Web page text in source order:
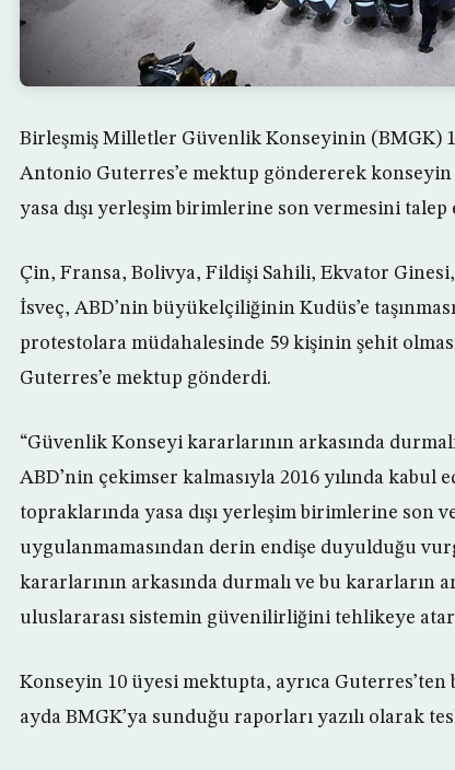
Birleşmiş Milletler Güvenlik Konseyinin (BMGK)
Antonio Guterres’e mektup göndererek
yasa dışı yerleşim birimlerine son vermesini talep
Çin, Fransa, Bolivya, Fildişi Sahili, Ekvator
İsveç, ABD’nin büyükelçiliğinin Kudüs’e
protestolara müdahalesinde 59 kişinin şehit
Guterres’e mektup gönderdi.
“Güvenlik Konseyi kararlarının arkasında
ABD’nin çekimser kalmasıyla 2016 yılında
topraklarında yasa dışı yerleşim birimlerine son
uygulanmamasından derin endişe duyulduğu
kararlarının arkasında durmalı ve bu kararların
uluslararası sistemin güvenilirliğini tehlikeye
Konseyin 10 üyesi mektupta, ayrıca
ayda BMGK’ya sunduğu raporları yazılı olarak